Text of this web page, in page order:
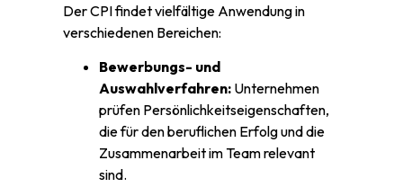
Der CPI findet vielfältige Anwendung in
verschiedenen Bereichen:
Bewerbungs- und
Auswahlverfahren: Unternehmen
prüfen Persönlichkeitseigenschaften,
die für den beruflichen Erfolg und die
Zusammenarbeit im Team relevant
sind.